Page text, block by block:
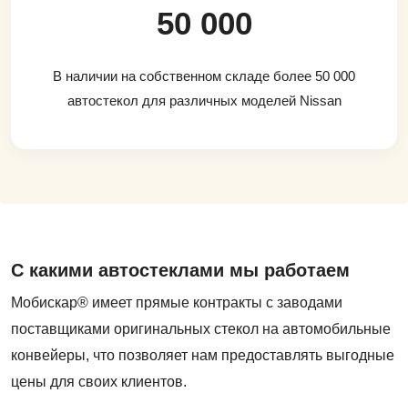
50 000
В наличии на собственном складе более 50 000
автостекол для различных моделей Nissan
С какими автостеклами мы работаем
Мобискар® имеет прямые контракты с заводами
поставщиками оригинальных стекол на автомобильные
конвейеры, что позволяет нам предоставлять выгодные
цены для своих клиентов.